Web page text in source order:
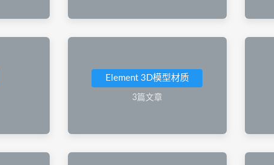
Element 3D模型材质
3篇文章